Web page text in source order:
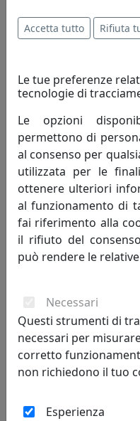
LAMPADA A SOSPENSIONE
Ferroluce
Accetta tutto Rifiuta
Le tue preferenze
tecnologie di
Le opzioni
permettono di
al consenso per
utilizzata per le
ottenere ulteriori
al funzionamento di
fai riferimento alla
il rifiuto del
può rendere le
Necessari
Questi strumenti di
necessari per
corretto
non richiedono il tuo
Esperienza